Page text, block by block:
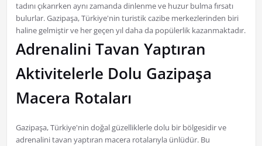
tadını çıkarırken aynı zamanda dinlenme ve huzur bulma fırsatı
bulurlar. Gazipaşa, Türkiye'nin turistik cazibe merkezlerinden biri
haline gelmiştir ve her geçen yıl daha da popülerlik kazanmaktadır.
Adrenalini Tavan Yaptıran
Aktivitelerle Dolu Gazipaşa
Macera Rotaları
Gazipaşa, Türkiye'nin doğal güzelliklerle dolu bir bölgesidir ve
adrenalini tavan yaptıran macera rotalarıyla ünlüdür. Bu